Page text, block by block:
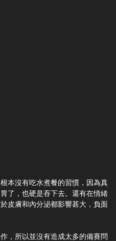
本沒有吃水煮餐的習慣，因為真
了，也硬是吞下去。還有在情緒
皮膚和內分泌都影響甚大，負面
，所以並沒有造成太多的備賽問